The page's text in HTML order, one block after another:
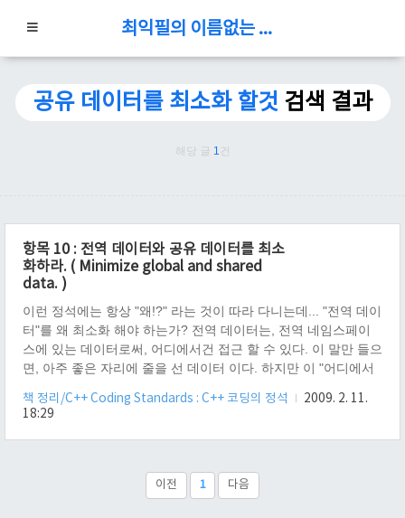
최익필의 이름없는 블로그
공유 데이터를 최소화 할것 검색 결과
해당 글 1 건
항목 10 : 전역 데이터와 공유 데이터를 최소
화하라. ( Minimize global and shared
data. )
이런 정석에는 항상 "왜!?" 라는 것이 따라 다니는데... "전역 데이
터"를 왜 최소화 해야 하는가? 전역 데이터는, 전역 네임스페이
스에 있는 데이터로써, 어디에서건 접근 할 수 있다. 이 말만 들으
면, 아주 좋은 자리에 줄을 선 데이터 이다. 하지만 이 "어디에서
어디에서건 값을 수정 할 수 있게 된다. 그래서 그 값이 왜 어떻게
모르니만 못하다" 라는 소리를 듣는 경우이다. 그렇다면, "공유
말한다. 이것은 또 왜 문제인가? 바로 전역 데이터 처럼 쓰여지니
문제가 똑같이 된다. 경험으로는. private 멤버 ..
책 정리/C++ Coding Standards : C++ 코딩의 정석
2009. 2. 11.
18:29
이전 1 다음